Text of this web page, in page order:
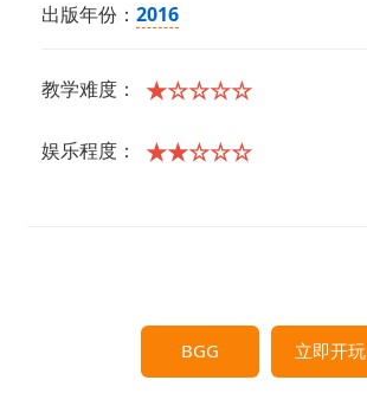
出版年份： 2016
教学难度： ★☆☆☆☆
娱乐程度： ★★☆☆☆
BGG 立即开玩